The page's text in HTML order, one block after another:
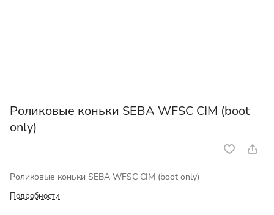
Роликовые коньки SEBA WFSC CIM (boot
only)
Роликовые коньки SEBA WFSC CIM (boot only)
Подробности